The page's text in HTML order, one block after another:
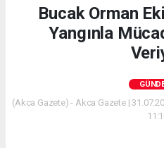
Bucak Orman
Yangınla
(Akca Gazete) - Akca Gazete |